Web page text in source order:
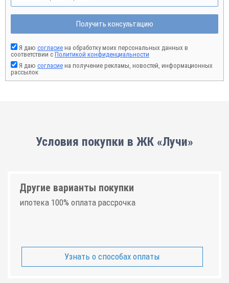
Получить консультацию
Я даю согласие на обработку моих персональных данных в
соответствии с Политикой конфиденциальности
Я даю согласие на получение рекламы, новостей, информационных
рассылок
Условия покупки в ЖК «Лучи»
Другие варианты покупки
ипотека 100% оплата рассрочка
Узнать о способах оплаты